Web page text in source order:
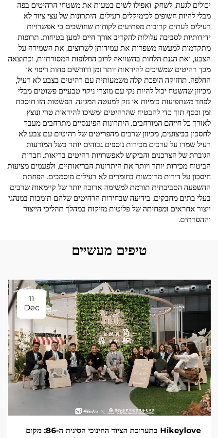
יכולים לגעת, לשחק, ואפילו לשים בטעות את משטחי הרהיטים בפה
מבלי להיות חשופים לכימיקלים רעילים. היתרונות של עצי ציור לא
רעילים לעתים קרובות מפתיעים לקוחות שחושבים כי אפשרויות
ידידותיות לסביבה עלולות להקריב אורך חיים למען בטיחות. תרופות
מתקדמות למעשה משפרות את עמידותן לשרוצים, את השמירה על
הצבע, ואת הגנת הלחות בהשוואה לרוב החלופות המסורתיות, וכתוצאה
מכך רהיטים שמשיכים להיראות יותר זמן ודורשים פחות ריפוי או
החלפה. תחזוקה הופכת קלה משמעותית עם רהיטים בצבע לא רעיל,
מכיוון שהשטח יכול להיות נקי עם מוצרי ניקוי טבעיים פשוטים מבלי
לפחד משתפיעות כימיות או נזק למעטה המגינה. הפשטות הזו חוסכת
זמן וכסף תוך כדי להבטיח שהרהיטים ימשיכו להיראות טרי ונוצץ
לאורך כל חייהם המורחבים. היתרונות הפיננסיים מתרחבים מעבר
לחסכון בביצועים, מכיוון שרבים מהפריטים של רהיטים עם צבע לא
רעיל שמרו על ערכים מכירות נוספים גבוהים יותר בשל המודעות
הגוברת של הצרכנים והביקוש לאפשרויות רהיטים בריאות. חברות
הביטוח מכירות יותר ויותר את היתרונות הבריאותיים, ולפעמים מציעות
חיסכון על דירות מרוכשות בחומרים לא רעילים מוסמכים. הפחתת
ההשפעה הסביבתית תורמת למשימה ארוכה יותר של קיימאות שרבים
בעלי בתים מחבקים, בידיעה שבחירות הרהיטים שלהם תומכות במנהגי
ייצור אחראים ומפחיתה של פליטות מזיקות במהלך תהליכי הייצור
וההסרתים.
טיפים מעשיים
11
Dec
Hikeylove בתערוכת הציוד החינוכי הסינית ה-86: מקום